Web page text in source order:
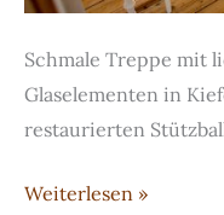
Schmale Treppe mit
Glaselementen in
restaurierten
Schmale
Weiterlesen »